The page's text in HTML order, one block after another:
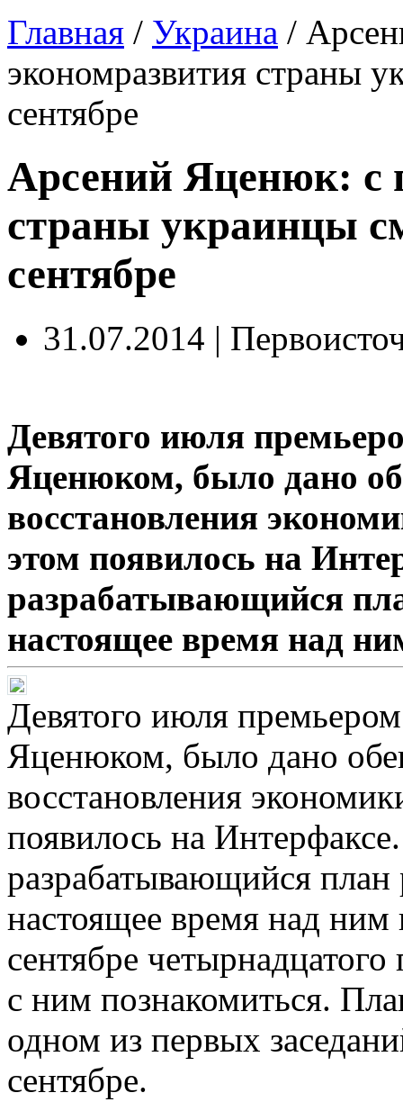
Главная / Украина /
экономразвития страны
сентябре
Арсений Яценюк: с
страны украинцы
сентябре
31.07.2014 |
Девятого июля
Яценюком, было дано
восстановления
этом появилось на
разрабатывающийся
настоящее время над
Девятого июля
Яценюком, было дано
восстановления
появилось на
разрабатывающийся план
настоящее время над ним
сентябре
с ним познакомиться.
одном из первых
сентябре.